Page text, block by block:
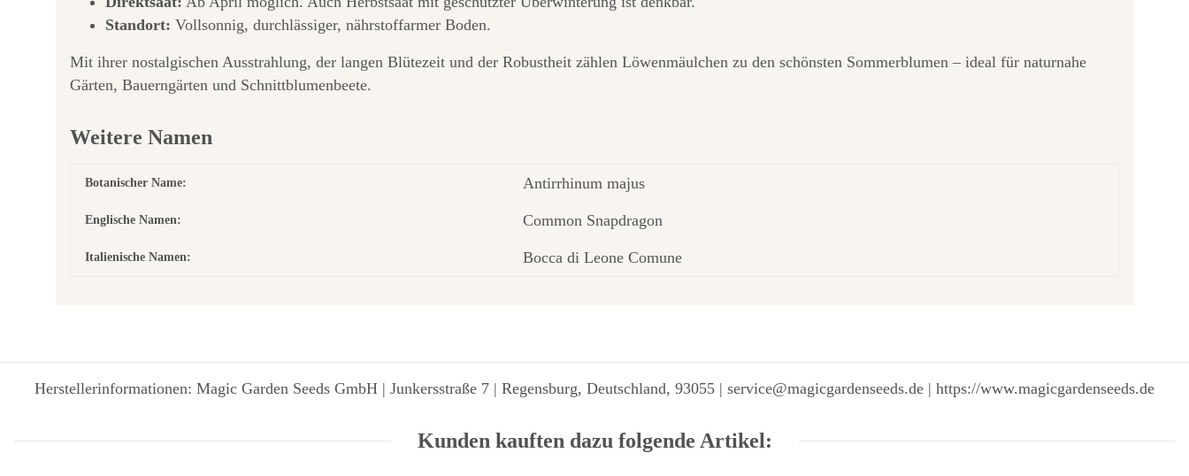
Standort: Vollsonnig, durchlässiger, nährstoffarmer Boden.
Mit ihrer nostalgischen Ausstrahlung, der langen Blütezeit und der Robustheit zählen Löwenmäulchen zu den schönsten Sommerblumen – ideal für naturnahe
Gärten, Bauerngärten und Schnittblumenbeete.
Weitere Namen
Botanischer Name: Antirrhinum majus
Englische Namen: Common Snapdragon
Italienische Namen: Bocca di Leone Comune
Herstellerinformationen: Magic Garden Seeds GmbH | Junkersstraße 7 | Regensburg, Deutschland, 93055 | service@magicgardenseeds.de | https://www.magicgardenseeds.de
Kunden kauften dazu folgende Artikel: